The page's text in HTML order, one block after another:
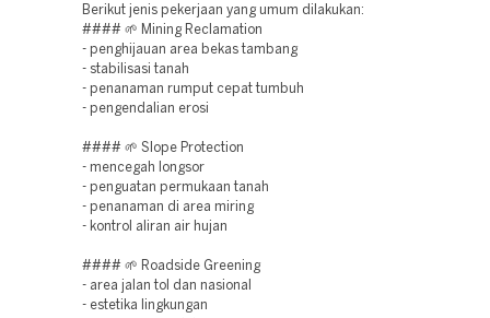
Berikut jenis pekerjaan yang umum dilakukan:
#### 🌱 Mining Reclamation
- penghijauan area bekas tambang
- stabilisasi tanah
- penanaman rumput cepat tumbuh
- pengendalian erosi
#### 🌱 Slope Protection
- mencegah longsor
- penguatan permukaan tanah
- penanaman di area miring
- kontrol aliran air hujan
#### 🌱 Roadside Greening
- area jalan tol dan nasional
- estetika lingkungan